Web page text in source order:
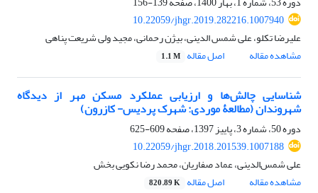
10.22059/jhgr.2019.282216.1007940
علیرضا تکلو، علی شمس الدینی، بیژن رحمانی، مجید ولی شریعت پناهی
مشاهده مقاله
اصل مقاله 1.1 M
شناسایی چالش‌ها و ارزیابی عملکرد مسکن مهر از دیدگاه
شهروندان (مطالعۀ موردی: شهرک پردیس- کازرون)
دوره 50، شماره 3، پاییز 1397، صفحه
609-625
10.22059/jhgr.2018.201539.1007188
علی شمس‌الدینی، عماد صفاریان، محمد رضا نکویی بخش
مشاهده مقاله
اصل مقاله 820.89 K